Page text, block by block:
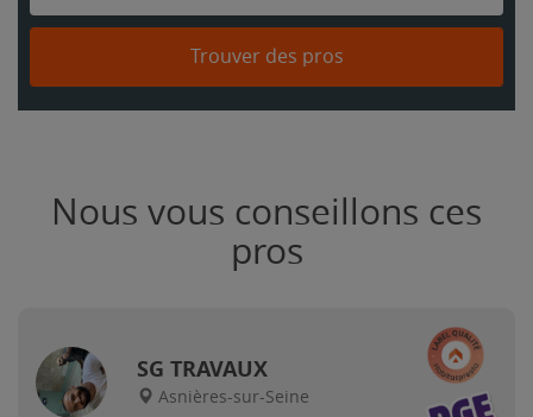
Trouver des pros
Nous vous conseillons ces
pros
SG TRAVAUX
Asnières-sur-Seine